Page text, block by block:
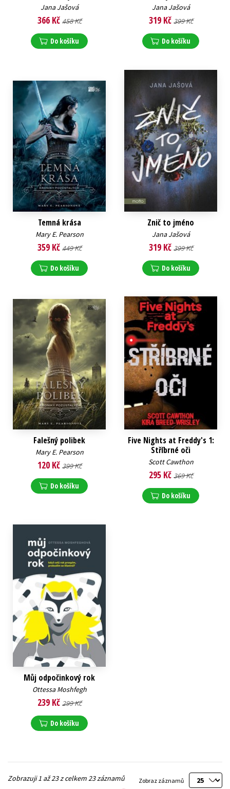
Jana Jašová
366 Kč 458 Kč
Do košíku
Jana Jašová
319 Kč 399 Kč
Do košíku
Temná krása
Mary E. Pearson
359 Kč 449 Kč
Do košíku
Znič to jméno
Jana Jašová
319 Kč 399 Kč
Do košíku
Falešný polibek
Mary E. Pearson
120 Kč 399 Kč
Do košíku
Five Nights at Freddy's 1:
Stříbrné oči
Scott Cawthon
295 Kč 369 Kč
Do košíku
Můj odpočinkový rok
Ottessa Moshfegh
239 Kč 299 Kč
Do košíku
Zobraz záznamů
Zobrazuji 1 až 23 z celkem 23 záznamů